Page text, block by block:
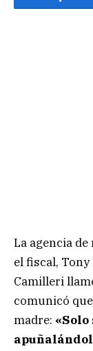
La agencia
el fiscal,
Camilleri
comunicó
madre: